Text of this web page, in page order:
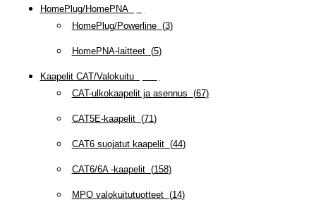
HomePlug/HomePNA(
HomePlug/Powerline(3)
HomePNA-laitteet(5)
Kaapelit CAT/Valokuitu(
CAT-ulkokaapelit ja asennus (67)
CAT5E-kaapelit(71)
CAT6 suojatut kaapelit(44)
CAT6/6A -kaapelit(158)
MPO valokuitutuotteet(14)